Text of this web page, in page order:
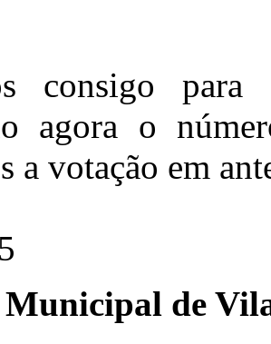
consigo
agora o
a votação em
de